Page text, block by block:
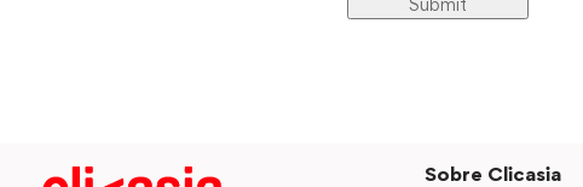
Sobre Clicasia